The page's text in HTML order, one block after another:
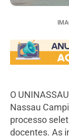
O
Nassau
processo
docentes. As